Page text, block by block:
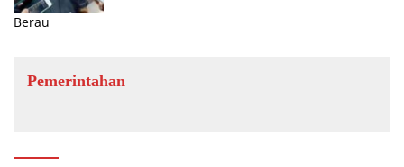
Berau
Pemerintahan